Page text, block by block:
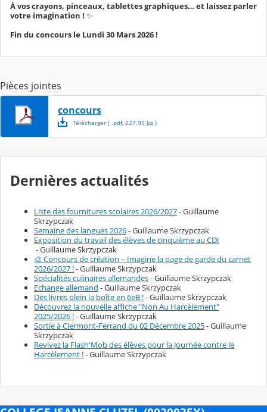
À vos crayons, pinceaux, tablettes graphiques… et laissez parler
votre imagination ! ✨
Fin du concours le Lundi 30 Mars 2026 !
Pièces jointes
concours
Télécharger( .pdf, 227.95 ko)
Dernières actualités
Liste des fournitures scolaires 2026/2027- Guillaume
Skrzypczak
Semaine des langues 2026- Guillaume Skrzypczak
Exposition du travail des élèves de cinquième au CDI
- Guillaume Skrzypczak
🎨 Concours de création – Imagine la page de garde du carnet
2026/2027 !- Guillaume Skrzypczak
Spécialités culinaires allemandes- Guillaume Skrzypczak
Echange allemand - Guillaume Skrzypczak
Des livres plein la boîte en 6eB !- Guillaume Skrzypczak
Découvrez la nouvelle affiche "Non Au Harcèlement"
2025/2026 !- Guillaume Skrzypczak
Sortie à Clermont-Ferrand du 02 Décembre 2025- Guillaume
Skrzypczak
Revivez la Flash'Mob des élèves pour la Journée contre le
Harcèlement !- Guillaume Skrzypczak